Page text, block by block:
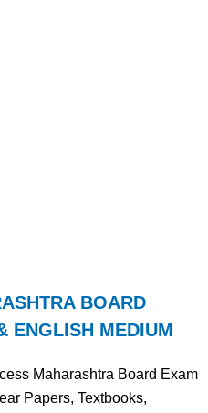
BOARD
ENGLISH MEDIUM
Maharashtra Board Exam
Papers, Textbooks,